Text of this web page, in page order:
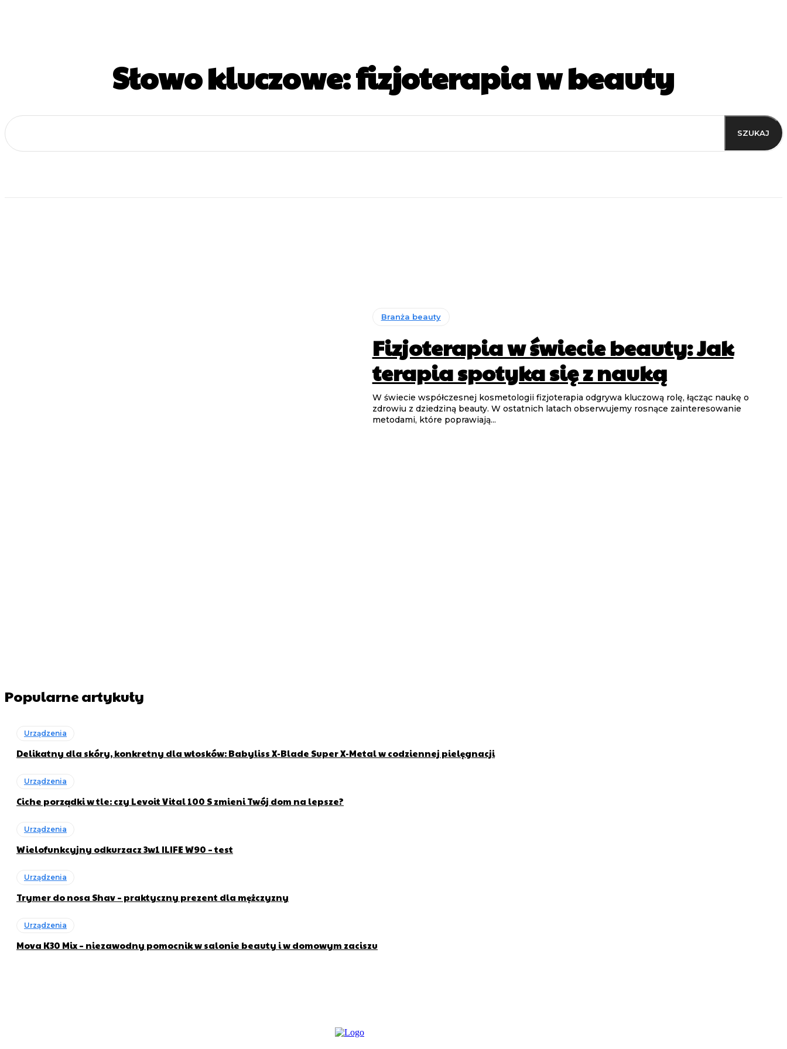
Słowo kluczowe:fizjoterapia w beauty
SZUKAJ
Branża beauty
Fizjoterapia w świecie beauty: Jak
terapia spotyka się z nauką
W świecie współczesnej kosmetologii fizjoterapia odgrywa kluczową rolę, łącząc naukę o
zdrowiu z dziedziną beauty. W ostatnich latach obserwujemy rosnące zainteresowanie
metodami, które poprawiają...
Popularne artykuły
Urządzenia
Delikatny dla skóry, konkretny dla włosków: Babyliss X-Blade Super X-Metal w codziennej pielęgnacji
Urządzenia
Ciche porządki w tle: czy Levoit Vital 100 S zmieni Twój dom na lepsze?
Urządzenia
Wielofunkcyjny odkurzacz 3w1 ILIFE W90 – test
Urządzenia
Trymer do nosa Shav – praktyczny prezent dla mężczyzny
Urządzenia
Mova K30 Mix – niezawodny pomocnik w salonie beauty i w domowym zaciszu